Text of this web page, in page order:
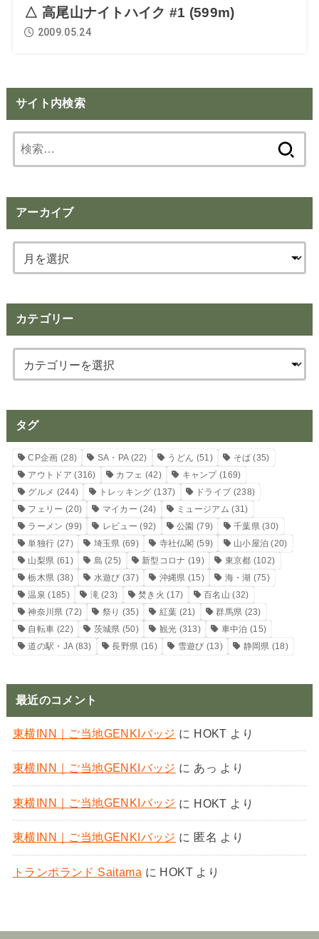
△ 高尾山ナイトハイク #1 (599m)
2009.05.24
サイト内検索
索:
アーカイブ
カテゴリー
タグ
CP企画 (28) SA・PA(22) うどん (51) そば (35)
アウトドア (316) カフェ (42) キャンプ(169)
グルメ (244) トレッキング (137) ドライブ (238)
フェリー (20) マイカー (24) ミュージアム (31)
ラーメン (99) レビュー (92) 公園 (79) 千葉県(30)
単独行 (27) 埼玉県 (69) 寺社仏閣 (59) 山小屋泊 (20)
山梨県 (61) 島 (25) 新型コロナ (19) 東京都 (102)
栃木県 (38) 水遊び (37) 沖縄県 (15) 海・湖 (75)
温泉 (185) 滝(23) 焚き火 (17) 百名山 (32)
神奈川県 (72) 祭り (35) 紅葉 (21) 群馬県 (23)
自転車 (22) 茨城県 (50) 観光 (313) 車中泊 (15)
道の駅・JA(83) 長野県 (16) 雪遊び (13) 静岡県 (18)
最近のコメント
東横INN｜ご当地GENKIバッジ に HOKT より
東横INN｜ご当地GENKIバッジ に あっ より
東横INN｜ご当地GENKIバッジ に HOKT より
東横INN｜ご当地GENKIバッジ に 匿名 より
トランポランド Saitama に HOKT より